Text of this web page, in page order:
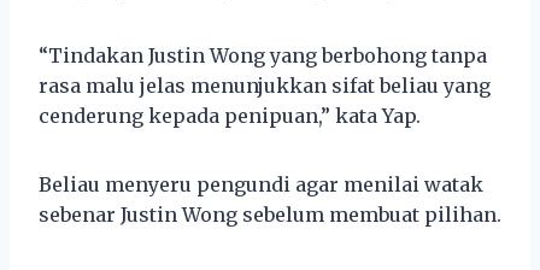
“Tindakan Justin Wong yang berbohong tanpa
rasa malu jelas menunjukkan sifat beliau yang
cenderung kepada penipuan,” kata Yap.
Beliau menyeru pengundi agar menilai watak
sebenar Justin Wong sebelum membuat pilihan.